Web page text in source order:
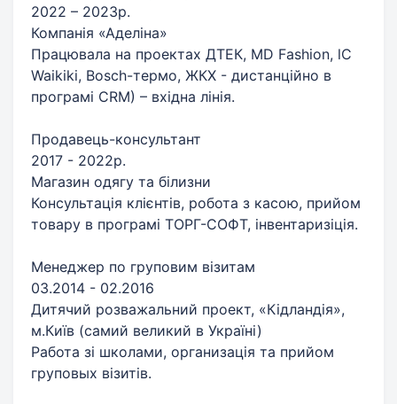
2022 – 2023р.
Компанія «Аделіна»
Працювала на проектах ДТЕК, МD Fashion, lC
Waikiki, Bosch-термо, ЖКХ - дистанційно в
програмі CRM) – вхідна лінія.
Продавець-консультант
2017 - 2022р.
Магазин одягу та білизни
Консультація клієнтів, робота з касою, прийом
товару в програмі ТОРГ-СОФТ, інвентаризіція.
Менеджер по груповим візитам
03.2014 - 02.2016
Дитячий розважальний проект, «Кідландія»,
м.Київ (самий великий в Україні)
Работа зі школами, организація та прийом
груповых візитів.